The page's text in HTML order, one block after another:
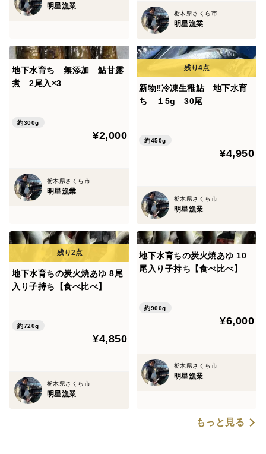
明星漁業
栃木県さくら市
明星漁業
地下水育ち 無添加 鮎甘露
煮 2尾入×3
約300g
¥2,000
栃木県さくら市
明星漁業
新物‼️冷凍生稚鮎 地下水育
ち １5g 30尾
約450g
¥4,950
栃木県さくら市
明星漁業
地下水育ちの炭火焼あゆ 8尾
入り子持ち【食べ比べ】
約720g
¥4,850
栃木県さくら市
明星漁業
地下水育ちの炭火焼あゆ 10
尾入り子持ち【食べ比べ】
約900g
¥6,000
栃木県さくら市
明星漁業
もっと見る